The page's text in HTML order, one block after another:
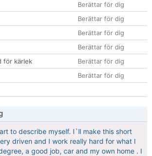
Berättar för dig
Berättar för dig
Berättar för dig
Berättar för dig
för kärlek
Berättar för dig
Berättar för dig
to describe myself. I`ll make this short
driven and I work really hard for what I
a good job, car and my own home . I